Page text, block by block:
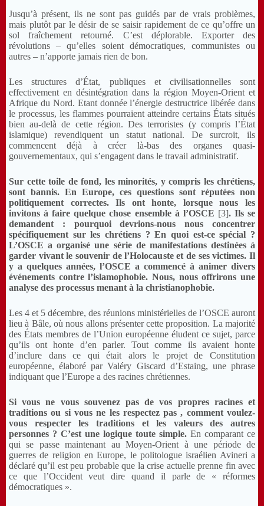
Jusqu’à présent, ils ne sont pas guidés par de vrais problèmes,
mais plutôt par le désir de se saisir rapidement de ce qu’offre un
sol fraîchement retourné. C’est déplorable. Exporter des
révolutions – qu’elles soient démocratiques, communistes ou
autres – n’apporte jamais rien de bon.
Les structures d’État, publiques et civilisationnelles sont
effectivement en désintégration dans la région Moyen-Orient et
Afrique du Nord. Etant donnée l’énergie destructrice libérée dans
le processus, les flammes pourraient atteindre certains États situés
bien au-delà de cette région. Des terroristes (y compris l’État
islamique) revendiquent un statut national. De surcroit, ils
commencent déjà à créer là-bas des organes quasi-
gouvernementaux, qui s’engagent dans le travail administratif.
Sur cettetoile de fond, les minorités, y compris les chrétiens,
sont bannis. En Europe, ces questions sont réputées non
politiquement correctes. Ils ont honte, lorsque nous les
invitons à faire quelque chose ensemble à l’OSCE [3]. Ils se
demandent : pourquoi devrions-nous nous concentrer
spécifiquement sur les chrétiens ? En quoi est-ce spécial ?
L’OSCE a organisé une série de manifestations destinées à
garder vivant le souvenir de l’Holocauste et de ses victimes. Il
y a quelques années, l’OSCE a commencé à animer divers
événements contre l’islamophobie. Nous, nous offrirons une
analyse des processus menant à la christianophobie.
Les 4 et 5 décembre, des réunions ministérielles de l’OSCE auront
lieu à Bâle, où nous allons présenter cette proposition. La majorité
des États membres de l’Union européenne éludent ce sujet, parce
qu’ils ont honte d’en parler. Tout comme ils avaient honte
d’inclure dans ce qui était alors le projet de Constitution
européenne, élaboré par Valéry Giscard d’Estaing, une phrase
indiquant que l’Europe a des racines chrétiennes.
Si vous ne vous souvenez pas de vos propres racines et
traditions ou si vous ne les respectez pas , comment voulez-
vous respecter les traditions et les valeurs des autres
personnes ? C’est une logique toute simple. En comparant ce
qui se passe maintenant au Moyen-Orient à une période de
guerres de religion en Europe, le politologue israélien Avineri a
déclaré qu’il est peu probable que la crise actuelle prenne fin avec
ce que l’Occident veut dire quand il parle de « réformes
démocratiques ».